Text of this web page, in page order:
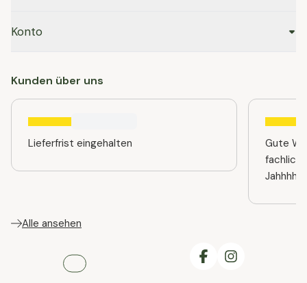
Konto
Kunden über uns
Lieferfrist eingehalten
Gute
fachlich
Alle ansehen